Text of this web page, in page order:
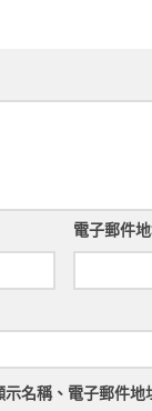
電子郵件
示名稱、電子郵件地